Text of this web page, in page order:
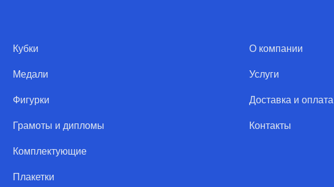
Кубки
Медали
Фигурки
Грамоты и дипломы
Комплектующие
Плакетки
О компании
Услуги
Доставка и оплата
Контакты